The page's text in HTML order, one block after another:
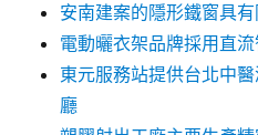
安南建案的隱形鐵窗具
電動曬衣架品牌採用直
東元服務站提供台北中
廳